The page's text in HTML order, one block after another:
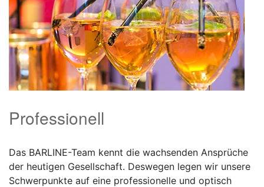
Professionell
Das BARLINE-Team kennt die wachsenden Ansprüche
der heutigen Gesellschaft. Deswegen legen wir unsere
Schwerpunkte auf eine professionelle und optisch